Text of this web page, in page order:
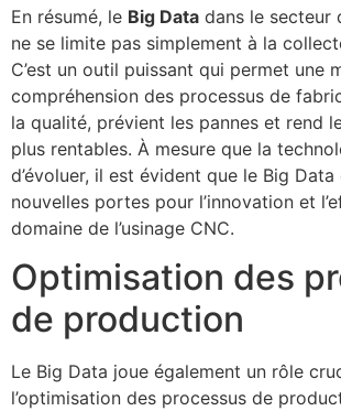
En résumé, le Big Data dans le secteur
ne se limite pas simplement à la
C’est un outil puissant qui permet une
compréhension des processus de
la qualité, prévient les pannes et rend
plus rentables. À mesure que la
d’évoluer, il est évident que le Big
nouvelles portes pour l’innovation et
domaine de l’usinage CNC.
Optimisation des
de production
Le Big Data joue également un rôle
l’optimisation des processus de